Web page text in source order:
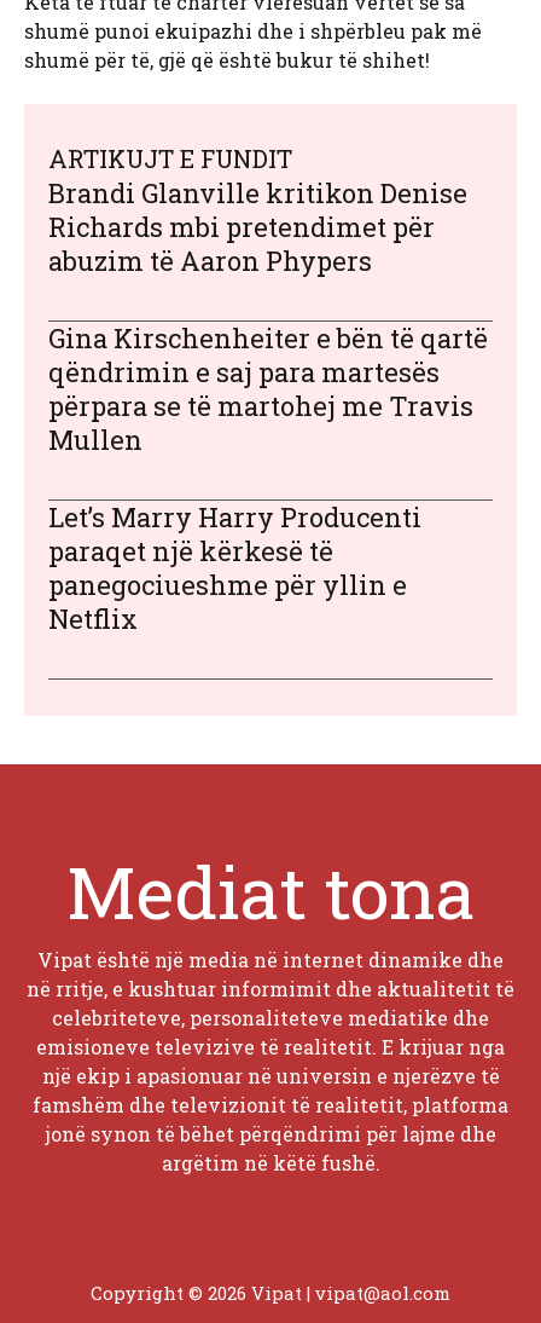
shumë punoi ekuipazhi dhe i shpërbleu pak më
shumë për të, gjë që është bukur të shihet!
ARTIKUJT E FUNDIT
Brandi Glanville kritikon Denise
Richards mbi pretendimet për
abuzim të Aaron Phypers
Gina Kirschenheiter e bën të qartë
qëndrimin e saj para martesës
përpara se të martohej me Travis
Mullen
Let’s Marry Harry Producenti
paraqet një kërkesë të
panegociueshme për yllin e
Netflix
Mediat tona
Vipat është një media në internet dinamike dhe
në rritje, e kushtuar informimit dhe aktualitetit të
celebriteteve, personaliteteve mediatike dhe
emisioneve televizive të realitetit. E krijuar nga
një ekip i apasionuar në universin e njerëzve të
famshëm dhe televizionit të realitetit, platforma
jonë synon të bëhet përqëndrimi për lajme dhe
argëtim në këtë fushë.
Copyright © 2026 Vipat | vipat@aol.com